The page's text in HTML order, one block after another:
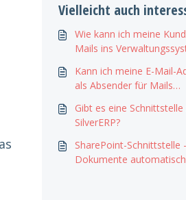
Vielleicht auch
Wie kann ich meine
Mails ins
Kann ich meine E-Mail-
als Absender für Mails
Gibt es eine Schnittstelle
SilverERP?
SharePoint-Schnittstelle -
Dokumente automatisch